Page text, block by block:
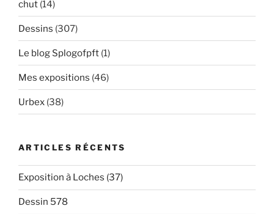
chut (14)
Dessins (307)
Le blog Splogofpft (1)
Mes expositions (46)
Urbex (38)
ARTICLES RÉCENTS
Exposition à Loches (37)
Dessin 578